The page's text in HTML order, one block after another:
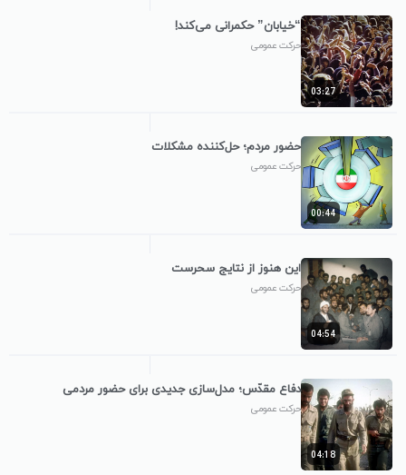
03:27
“خیابان” حکمرانی می‌کند!
حرکت عمومی
00:44
حضور مردم؛ حل‌کننده مشکلات
حرکت عمومی
04:54
این هنوز از نتایج سحرست
حرکت عمومی
04:18
دفاع مقدّس؛ مدل‌سازی جدیدی برای حضور مردمی
حرکت عمومی